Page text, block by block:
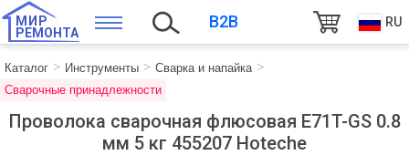
МИР
РЕМОНТА
B2B RU
Каталог Инструменты
Сварка и напайка
Сварочные принадлежности
Проволока сварочная флюсовая E71T-GS 0.8
мм 5 кг 455207 Hoteche